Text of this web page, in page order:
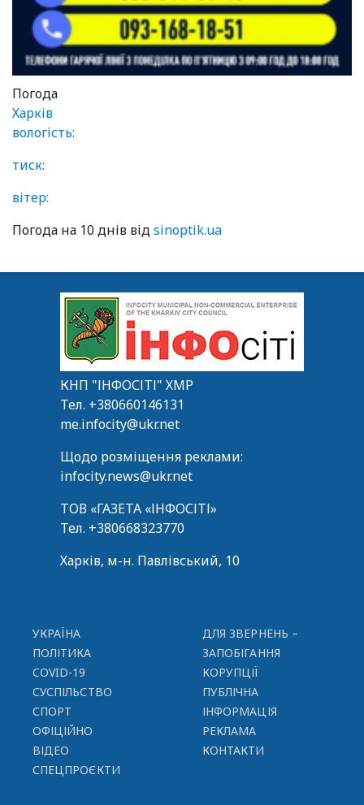
Погода
Харків
вологість:
тиск:
вітер:
Погода на 10 днів відsinoptik.ua
КНП "ІНФОСІТІ" ХМР
Тел. +380660146131
me.infocity@ukr.net
Щодо розміщення реклами:
infocity.news@ukr.net
ТОВ «ГАЗЕТА «ІНФОСІТІ»
Тел. +380668323770
Харків, м-н. Павлівський, 10
УКРАЇНА
ПОЛІТИКА
COVID-19
СУСПІЛЬСТВО
СПОРТ
ОФІЦІЙНО
ВІДЕО
СПЕЦПРОЄКТИ
ДЛЯ ЗВЕРНЕНЬ –
ЗАПОБІГАННЯ
КОРУПЦІЇ
ПУБЛІЧНА
ІНФОРМАЦІЯ
РЕКЛАМА
КОНТАКТИ